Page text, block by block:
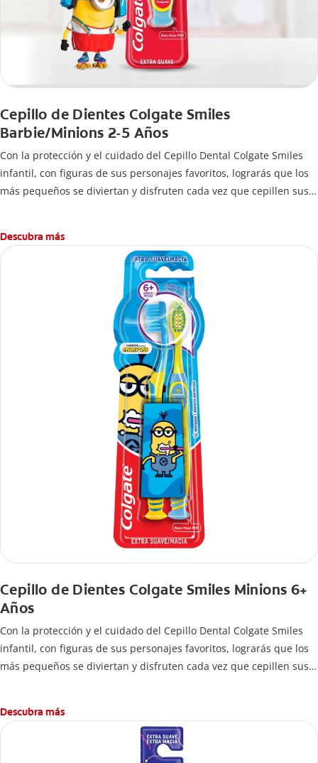
Cepillo de Dientes Colgate Smiles
Barbie/Minions 2-5 Años
Con la protección y el cuidado del Cepillo Dental Colgate Smiles
infantil, con figuras de sus personajes favoritos, lograrás que los
más pequeños se diviertan y disfruten cada vez que cepillen sus
Descubra más
Cepillo de Dientes Colgate Smiles Minions 6+
Años
Con la protección y el cuidado del Cepillo Dental Colgate Smiles
infantil, con figuras de sus personajes favoritos, lograrás que los
más pequeños se diviertan y disfruten cada vez que cepillen sus
Descubra más